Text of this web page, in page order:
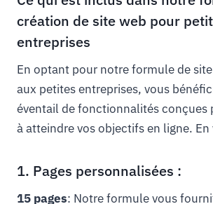
création de site web pour
entreprises
En optant pour notre formule de
aux petites entreprises, vous
éventail de fonctionnalités conçues
à atteindre vos objectifs en ligne.
1. Pages personnalisées :
15 pages: Notre formule vous